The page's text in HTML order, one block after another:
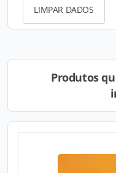
LIMPAR DADOS
Produtos